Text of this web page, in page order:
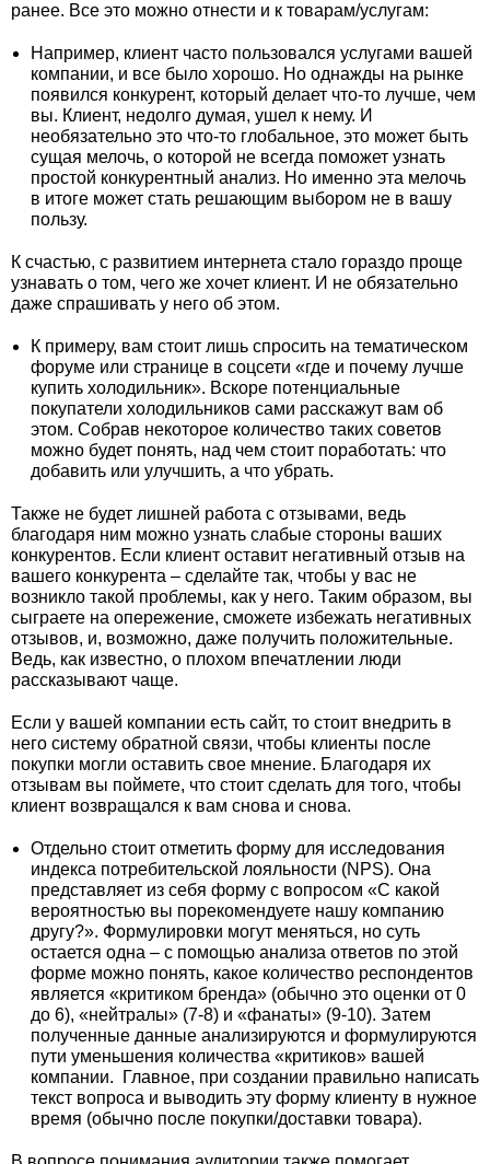
ранее. Все это можно отнести и к товарам/услугам:
Например, клиент часто пользовался услугами вашей
компании, и все было хорошо. Но однажды на рынке
появился конкурент, который делает что-то лучше, чем
вы. Клиент, недолго думая, ушел к нему. И
необязательно это что-то глобальное, это может быть
сущая мелочь, о которой не всегда поможет узнать
простой конкурентный анализ. Но именно эта мелочь
в итоге может стать решающим выбором не в вашу
пользу.
К счастью, с развитием интернета стало гораздо проще
узнавать о том, чего же хочет клиент. И не обязательно
даже спрашивать у него об этом.
К примеру, вам стоит лишь спросить на тематическом
форуме или странице в соцсети «где и почему лучше
купить холодильник». Вскоре потенциальные
покупатели холодильников сами расскажут вам об
этом. Собрав некоторое количество таких советов
можно будет понять, над чем стоит поработать: что
добавить или улучшить, а что убрать.
Также не будет лишней работа с отзывами, ведь
благодаря ним можно узнать слабые стороны ваших
конкурентов. Если клиент оставит негативный отзыв на
вашего конкурента – сделайте так, чтобы у вас не
возникло такой проблемы, как у него. Таким образом, вы
сыграете на опережение, сможете избежать негативных
отзывов, и, возможно, даже получить положительные.
Ведь, как известно, о плохом впечатлении люди
рассказывают чаще.
Если у вашей компании есть сайт, то стоит внедрить в
него систему обратной связи, чтобы клиенты после
покупки могли оставить свое мнение. Благодаря их
отзывам вы поймете, что стоит сделать для того, чтобы
клиент возвращался к вам снова и снова.
Отдельно стоит отметить форму для исследования
индекса потребительской лояльности (NPS). Она
представляет из себя форму с вопросом «С какой
вероятностью вы порекомендуете нашу компанию
другу?». Формулировки могут меняться, но суть
остается одна – с помощью анализа ответов по этой
форме можно понять, какое количество респондентов
является «критиком бренда» (обычно это оценки от 0
до 6), «нейтралы» (7-8) и «фанаты» (9-10). Затем
полученные данные анализируются и формулируются
пути уменьшения количества «критиков» вашей
компании. Главное, при создании правильно написать
текст вопроса и выводить эту форму клиенту в нужное
время (обычно после покупки/доставки товара).